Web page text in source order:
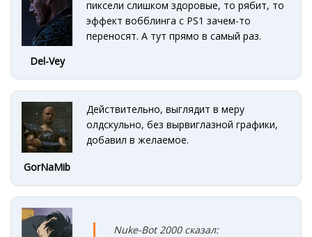
Del-Vey
пиксели слишком здоровые, то рябит, то
эффект вобблинга с PS1 зачем-то
переносят. А тут прямо в самый раз.
GorNaMib
Действительно, выглядит в меру
олдскульно, без вырвиглазной графики,
добавил в желаемое.
Nuke-Bot 2000 сказал: